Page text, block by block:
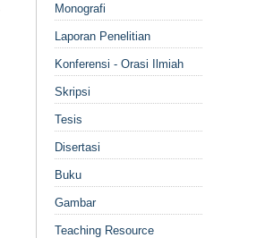
Monografi
Laporan Penelitian
Konferensi - Orasi Ilmiah
Skripsi
Tesis
Disertasi
Buku
Gambar
Teaching Resource